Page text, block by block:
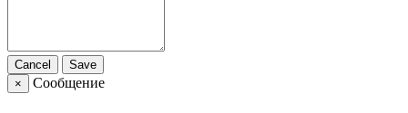
Cancel
Save
×
Сообщение